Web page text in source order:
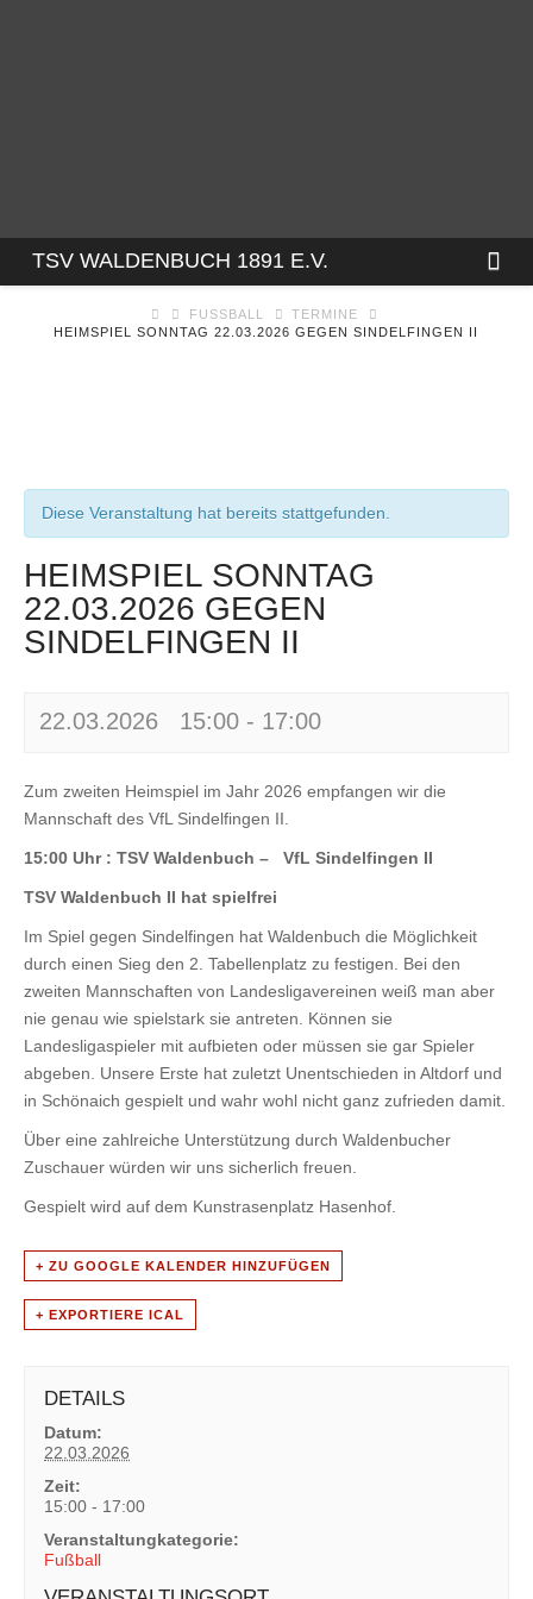
TSV
WALDENBUCH
E.V.
TSV WALDENBUCH 1891 E.V.
FUSSBALL
TERMINE
HEIMSPIEL SONNTAG 22.03.2026 GEGEN SINDELFINGEN II
Diese Veranstaltung hat bereits stattgefunden.
HEIMSPIEL SONNTAG
22.03.2026 GEGEN
SINDELFINGEN II
22.03.2026 15:00 - 17:00
Zum zweiten Heimspiel im Jahr 2026 empfangen wir die
Mannschaft des VfL Sindelfingen II.
15:00 Uhr : TSV Waldenbuch – VfL Sindelfingen II
TSV Waldenbuch II hat spielfrei
Im Spiel gegen Sindelfingen hat Waldenbuch die Möglichkeit
durch einen Sieg den 2. Tabellenplatz zu festigen. Bei den
zweiten Mannschaften von Landesligavereinen weiß man aber
nie genau wie spielstark sie antreten. Können sie
Landesligaspieler mit aufbieten oder müssen sie gar Spieler
abgeben. Unsere Erste hat zuletzt Unentschieden in Altdorf und
in Schönaich gespielt und wahr wohl nicht ganz zufrieden damit.
Über eine zahlreiche Unterstützung durch Waldenbucher
Zuschauer würden wir uns sicherlich freuen.
Gespielt wird auf dem Kunstrasenplatz Hasenhof.
+ ZU GOOGLE KALENDER HINZUFÜGEN
+ EXPORTIERE ICAL
DETAILS
Datum:
22.03.2026
Zeit:
15:00 - 17:00
Veranstaltungkategorie:
Fußball